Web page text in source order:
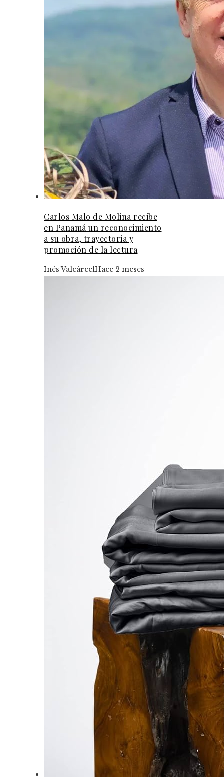
Carlos Malo de Molina recibe
en Panamá un reconocimiento
a su obra, trayectoria y
promoción de la lectura
Inés ValcárcelHace 2 meses